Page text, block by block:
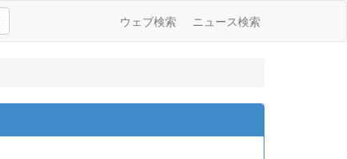
ウェブ検索 ニュース検索